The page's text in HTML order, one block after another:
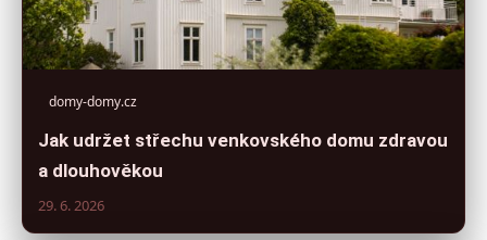
domy-domy.cz
Jak udržet střechu venkovského domu zdravou
a dlouhověkou
29. 6. 2026